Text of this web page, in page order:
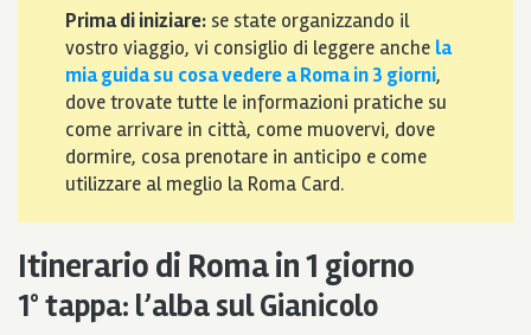
Prima di iniziare: se state organizzando il
vostro viaggio, vi consiglio di leggere anche la
mia guida su cosa vedere a Roma in 3 giorni,
dove trovate tutte le informazioni pratiche su
come arrivare in città, come muovervi, dove
dormire, cosa prenotare in anticipo e come
utilizzare al meglio la Roma Card.
Itinerario di Roma in 1 giorno
1° tappa: l’alba sul Gianicolo